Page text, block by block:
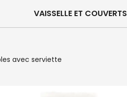
VAISSELLE ET COUVERTS
avec serviette